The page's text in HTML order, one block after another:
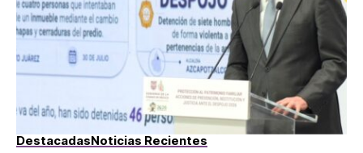
DestacadasNoticias Recientes